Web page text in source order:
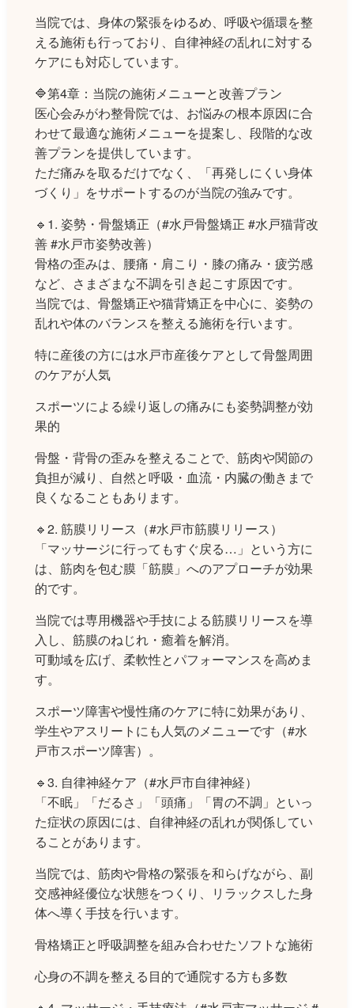
当院では、身体の緊張をゆるめ、呼吸や循環を整
える施術も行っており、自律神経の乱れに対する
ケアにも対応しています。
🔷第4章：当院の施術メニューと改善プラン
医心会みがわ整骨院では、お悩みの根本原因に合
わせて最適な施術メニューを提案し、段階的な改
善プランを提供しています。
ただ痛みを取るだけでなく、「再発しにくい身体
づくり」をサポートするのが当院の強みです。
🔹1. 姿勢・骨盤矯正（#水戸骨盤矯正 #水戸猫背改
善 #水戸市姿勢改善）
骨格の歪みは、腰痛・肩こり・膝の痛み・疲労感
など、さまざまな不調を引き起こす原因です。
当院では、骨盤矯正や猫背矯正を中心に、姿勢の
乱れや体のバランスを整える施術を行います。
特に産後の方には水戸市産後ケアとして骨盤周囲
のケアが人気
スポーツによる繰り返しの痛みにも姿勢調整が効
果的
骨盤・背骨の歪みを整えることで、筋肉や関節の
負担が減り、自然と呼吸・血流・内臓の働きまで
良くなることもあります。
🔹2. 筋膜リリース（#水戸市筋膜リリース）
「マッサージに行ってもすぐ戻る…」という方に
は、筋肉を包む膜「筋膜」へのアプローチが効果
的です。
当院では専用機器や手技による筋膜リリースを導
入し、筋膜のねじれ・癒着を解消。
可動域を広げ、柔軟性とパフォーマンスを高めま
す。
スポーツ障害や慢性痛のケアに特に効果があり、
学生やアスリートにも人気のメニューです（#水
戸市スポーツ障害）。
🔹3. 自律神経ケア（#水戸市自律神経）
「不眠」「だるさ」「頭痛」「胃の不調」といっ
た症状の原因には、自律神経の乱れが関係してい
ることがあります。
当院では、筋肉や骨格の緊張を和らげながら、副
交感神経優位な状態をつくり、リラックスした身
体へ導く手技を行います。
骨格矯正と呼吸調整を組み合わせたソフトな施術
心身の不調を整える目的で通院する方も多数